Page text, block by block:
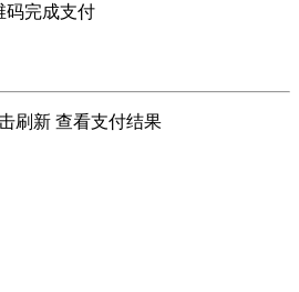
码完成支付
刷新 查看支付结果